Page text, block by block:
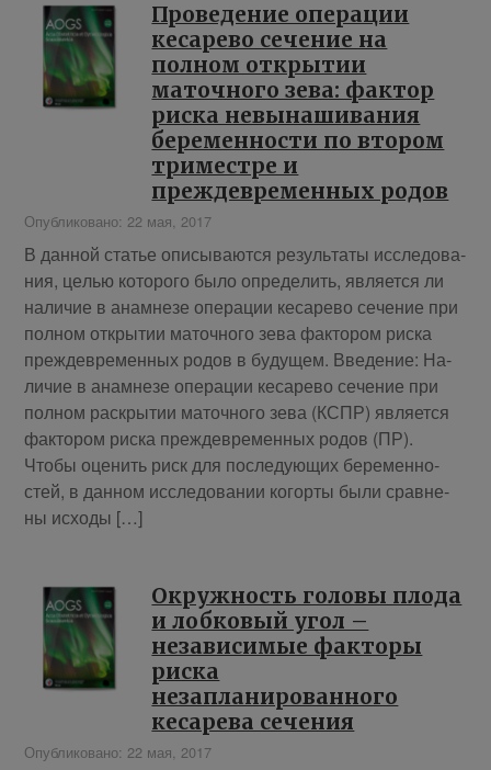
Проведение операции
кесарево сечение на
полном открытии
маточного зева: фактор
риска невынашивания
беременности по втором
триместре и
преждевременных родов
Опубликовано: 22 мая, 2017
В дан­ной ста­тье опи­сы­ва­ют­ся ре­зуль­та­ты ис­сле­до­ва­
ния, це­лью ко­то­ро­го бы­ло опре­де­лить, яв­ля­ет­ся ли
на­ли­чие в ана­мне­зе опе­ра­ции ке­са­ре­во се­че­ние при
пол­ном от­кры­тии ма­точ­но­го зе­ва фак­то­ром рис­ка
преж­девре­мен­ных ро­дов в бу­дущем. Вве­де­ние: На­
ли­чие в ана­мне­зе опе­ра­ции ке­са­ре­во се­че­ние при
пол­ном рас­кры­тии ма­точ­но­го зе­ва (КСПР) яв­ля­ет­ся
фак­то­ром рис­ка преж­девре­мен­ных ро­дов (ПР).
Чтобы оце­нить риск для по­сле­ду­ю­щих бе­ре­мен­но­
стей, в дан­ном ис­сле­до­ва­нии ко­гор­ты бы­ли срав­не­
ны ис­хо­ды […]
Окружность головы плода
и лобковый угол –
независимые факторы
риска
незапланированного
кесарева сечения
Опубликовано: 22 мая, 2017